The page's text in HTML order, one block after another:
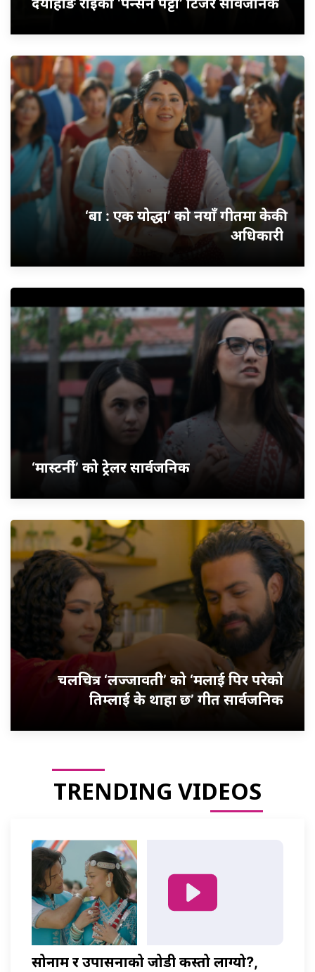
‘बा : एक योद्धा’ को नयाँ गीतमा केकी
अधिकारी
‘मास्टर्नी’ को ट्रेलर सार्वजनिक
चलचित्र ‘लज्जावती’ को ‘मलाई पिर परेको
तिम्लाई के थाहा छ’ गीत सार्वजनिक
TRENDING VIDEOS
सोनाम र उपासनाको जोडी कस्तो लाग्यो?,